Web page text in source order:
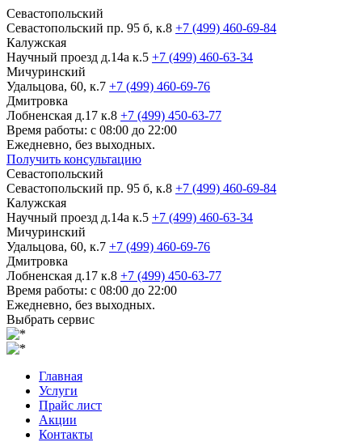
Севастопольский
Севастопольский пр. 95 б, к.8 +7 (499) 460-69-84
Калужская
Научный проезд д.14а к.5 +7 (499) 460-63-34
Мичуринский
Удальцова, 60, к.7 +7 (499) 460-69-76
Дмитровка
Лобненская д.17 к.8 +7 (499) 450-63-77
Время работы: с 08:00 до 22:00
Ежедневно, без выходных.
Получить консультацию
Севастопольский
Севастопольский пр. 95 б, к.8 +7 (499) 460-69-84
Калужская
Научный проезд д.14а к.5 +7 (499) 460-63-34
Мичуринский
Удальцова, 60, к.7 +7 (499) 460-69-76
Дмитровка
Лобненская д.17 к.8 +7 (499) 450-63-77
Время работы: с 08:00 до 22:00
Ежедневно, без выходных.
Выбрать сервис
Главная
Услуги
Прайс лист
Акции
Контакты